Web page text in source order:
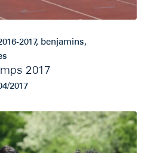
2017, benjamins,
2017
2017